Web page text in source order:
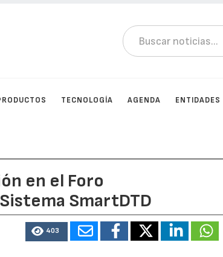
TECNOLOGÍA AGENDA ENTIDADES
en el Foro
SmartDTD
403